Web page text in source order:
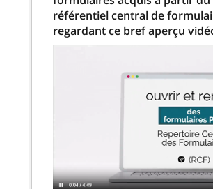
référentiel central de
regardant ce bref aperçu